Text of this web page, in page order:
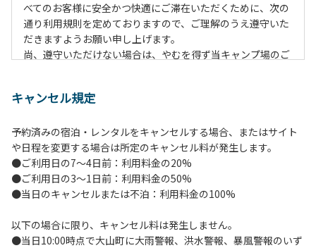
べてのお客様に安全かつ快適にご滞在いただくために、次の
通り利用規則を定めておりますので、ご理解のうえ遵守いた
だきますようお願い申し上げます。
尚、遵守いただけない場合は、やむを得ず当キャンプ場のご
【当キャンプ場利用に際してのご案内ならびに注意事項】
２．利用におけるルールを遵守いただき、ご自身で事故の防
止に努めてください。
３．安全管理上、お子さまの単独での行動はご遠慮くださ
い。
４．当キャンプ場内を車で移動する場合は徐行運転（5ｋｍ/
５．ゴミ（可燃）は指定のゴミ袋に分別した上で、指定の場
所へ捨ててください。ビン・缶・ペットボトルおよび不燃ゴ
キャンセル規定
予約済みの宿泊・レンタルをキャンセルする場合、またはサイト
や日程を変更する場合は所定のキャンセル料が発生します。
●ご利用日の7～4日前：利用料金の20%
●ご利用日の3～1日前：利用料金の50%
●当日のキャンセルまたは不泊：利用料金の100%
以下の場合に限り、キャンセル料は発生しません。
●当日10:00時点で大山町に大雨警報、洪水警報、暴風警報のいず